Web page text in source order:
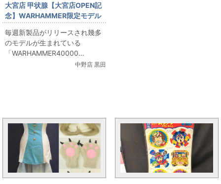
大宮店 甲状腺【大宮店OPEN記
念】WARHAMMER限定モデル
「TORRK LENNSEN 第一艦隊提
督 トルク・レンセン」出しま
す！
毎週新製品がリリースされ幾多
のモデルが生まれている
「WARHAMMER40000...
中野店 黒田